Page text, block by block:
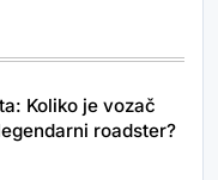
Koliko je vozač
roadster?